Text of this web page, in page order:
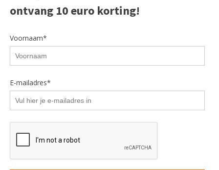
ontvang 10 euro korting!
Voornaam*
E-mailadres*